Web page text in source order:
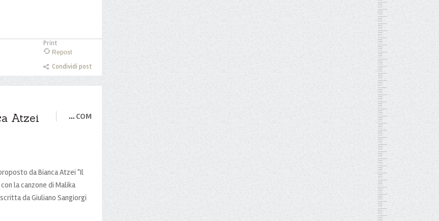
Print
Repost
Condividi post
Atzei
… COM
da Bianca Atzei "Il
la canzone di Malika
da Giuliano Sangiorgi